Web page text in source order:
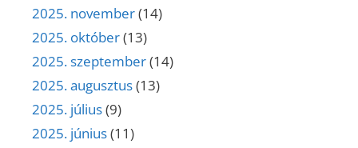
2025. november(14)
2025. október(13)
2025. szeptember(14)
2025. augusztus(13)
2025. július(9)
2025. június(11)